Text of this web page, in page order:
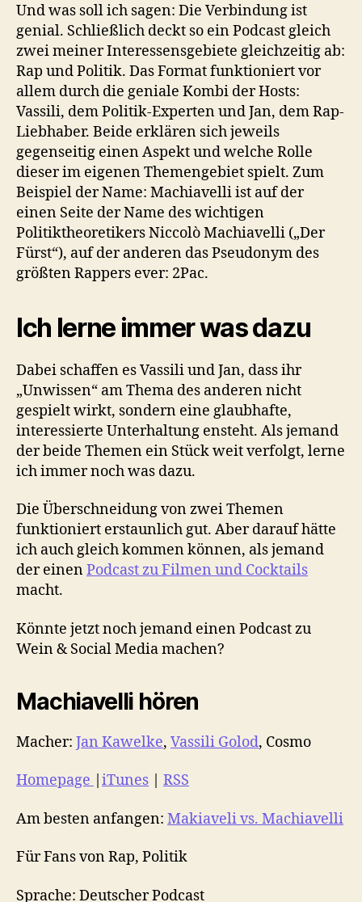
Und was soll ich sagen: Die Verbindung ist
genial. Schließlich deckt so ein Podcast gleich
zwei meiner Interessensgebiete gleichzeitig ab:
Rap und Politik. Das Format funktioniert vor
allem durch die geniale Kombi der Hosts:
Vassili, dem Politik-Experten und Jan, dem Rap-
Liebhaber. Beide erklären sich jeweils
gegenseitig einen Aspekt und welche Rolle
dieser im eigenen Themengebiet spielt. Zum
Beispiel der Name: Machiavelli ist auf der
einen Seite der Name des wichtigen
Politiktheoretikers Niccolò Machiavelli („Der
Fürst“), auf der anderen das Pseudonym des
größten Rappers ever: 2Pac.
Ich lerne immer was dazu
Dabei schaffen es Vassili und Jan, dass ihr
„Unwissen“ am Thema des anderen nicht
gespielt wirkt, sondern eine glaubhafte,
interessierte Unterhaltung ensteht. Als jemand
der beide Themen ein Stück weit verfolgt, lerne
ich immer noch was dazu.
Die Überschneidung von zwei Themen
funktioniert erstaunlich gut. Aber darauf hätte
ich auch gleich kommen können, als jemand
der einenPodcast zu Filmen und Cocktails
macht.
Könnte jetzt noch jemand einen Podcast zu
Wein & Social Media machen?
Machiavelli hören
Macher: Jan Kawelke, Vassili Golod, Cosmo
Homepage iTunes RSS
Am besten anfangen: Makiaveli vs. Machiavelli
Für Fans von Rap, Politik
Sprache: Deutscher Podcast